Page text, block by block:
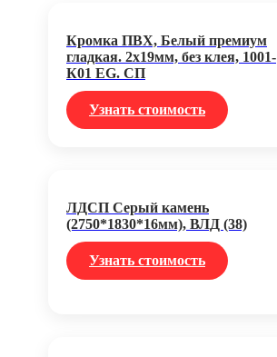
Кромка ПВХ, Белый премиум
гладкая. 2х19мм, без клея, 1001-
К01 EG. СП
Узнать стоимость
ЛДСП Серый камень
(2750*1830*16мм), ВЛД (38)
Узнать стоимость